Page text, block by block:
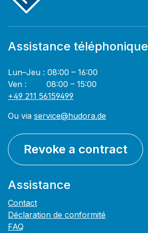
Assistance téléphonique
Lun–Jeu : 08:00 – 16:00
Ven : 08:00 – 15:00
+49 211 56159499
Ou via service@hudora.de
Revoke a contract
Assistance
Contact
Déclaration de conformité
FAQ